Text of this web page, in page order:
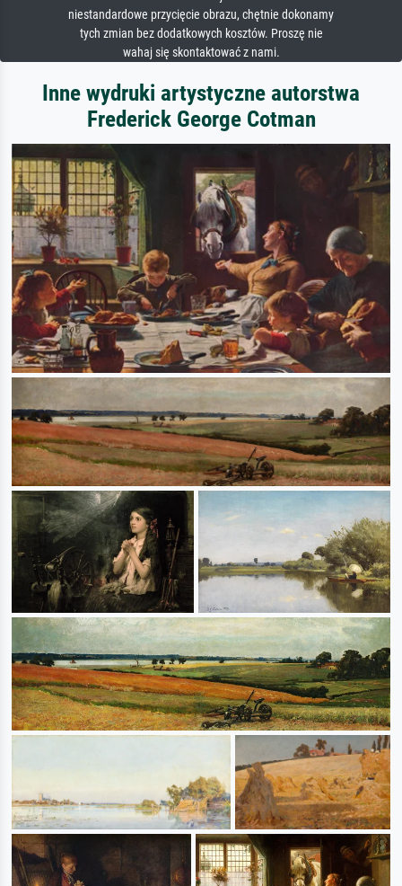
niestandardowe przycięcie obrazu, chętnie dokonamy
tych zmian bez dodatkowych kosztów. Proszę nie
wahaj się skontaktować z nami.
Inne wydruki artystyczne autorstwa
Frederick George Cotman